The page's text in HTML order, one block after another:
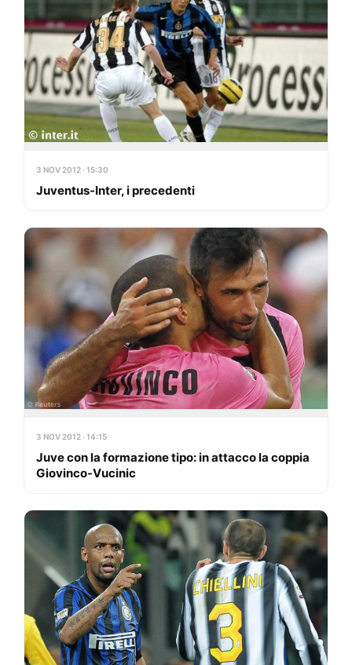
3 NOV 2012 · 15:30
Juventus-Inter, i precedenti
3 NOV 2012 · 14:15
Juve con la formazione tipo: in attacco la coppia
Giovinco-Vucinic